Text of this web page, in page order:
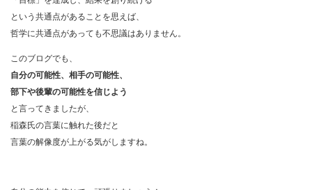
という共通点があることを思えば、
哲学に共通点があっても不思議はありません。
このブログでも、
自分の可能性、 相手の可能性、
部下や後輩の可能性を信じよう
と言ってきましたが、
稲森氏の言葉に触れた後だと
言葉の解像度が上がる気がしますね。